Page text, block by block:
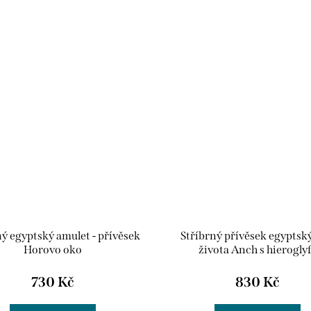
egyptský amulet - přívěsek
Horovo oko
730 Kč
Stříbrný přívěsek
života Anch s
830 Kč